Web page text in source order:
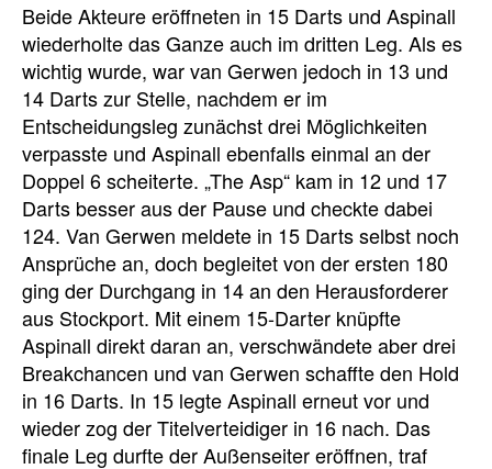
Beide Akteure eröffneten in 15 Darts und Aspinall
wiederholte das Ganze auch im dritten Leg. Als es
wichtig wurde, war van Gerwen jedoch in 13 und
14 Darts zur Stelle, nachdem er im
Entscheidungsleg zunächst drei Möglichkeiten
verpasste und Aspinall ebenfalls einmal an der
Doppel 6 scheiterte. „The Asp“ kam in 12 und 17
Darts besser aus der Pause und checkte dabei
124. Van Gerwen meldete in 15 Darts selbst noch
Ansprüche an, doch begleitet von der ersten 180
ging der Durchgang in 14 an den Herausforderer
aus Stockport. Mit einem 15-Darter knüpfte
Aspinall direkt daran an, verschwändete aber drei
Breakchancen und van Gerwen schaffte den Hold
in 16 Darts. In 15 legte Aspinall erneut vor und
wieder zog der Titelverteidiger in 16 nach. Das
finale Leg durfte der Außenseiter eröffnen, traf